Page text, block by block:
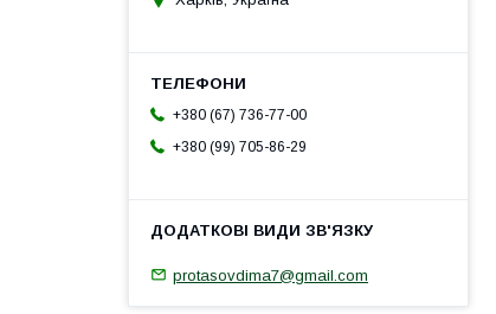
+380 (67) 736-77-00
+380 (99) 705-86-29
protasovdima7@gmail.com